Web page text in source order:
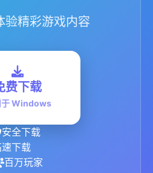
验精彩游戏内容
费下载
于 Windows
安全下载
速下载
百万玩家